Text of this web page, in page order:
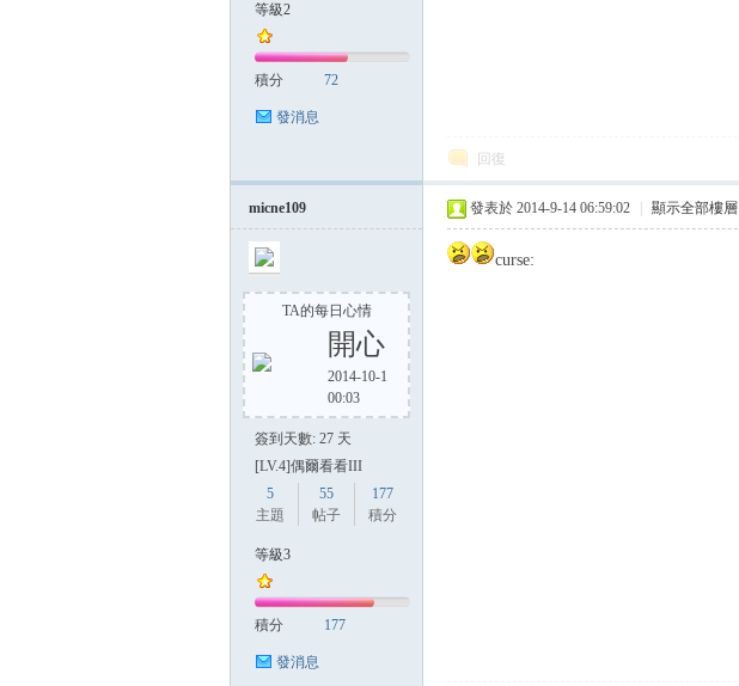
等級2
積分 72
發消息
回復
micne109
TA的每日心情
開心
2014-10-1
00:03
簽到天數: 27 天
[LV.4]偶爾看看III
5
主題
55
帖子
177
積分
等級3
積分 177
發消息
發表於 2014-9-14 06:59:02 顯示全部樓層
curse: